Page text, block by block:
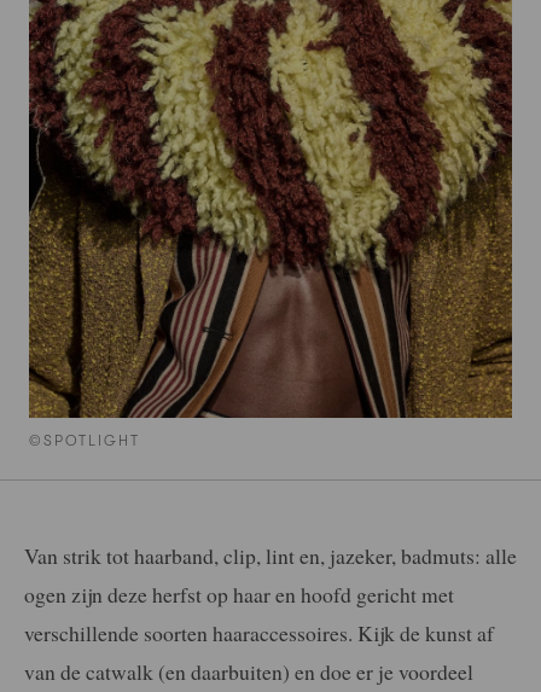
©SPOTLIGHT
Van strik tot haarband, clip, lint en, jazeker, badmuts: alle
ogen zijn deze herfst op haar en hoofd gericht met
verschillende soorten haaraccessoires. Kijk de kunst af
van de catwalk (en daarbuiten) en doe er je voordeel